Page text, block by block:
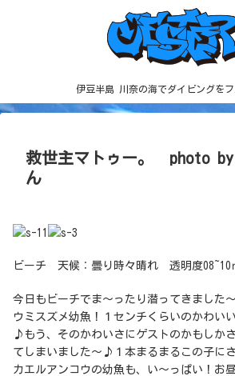
伊豆半島 川奈の海でダイビングをフ
救世主マトゥー。 photo
ん
ビーチ 天候：曇り時々晴れ 透明度
今日もビーチでま～ったり潜ってきました
ウミスズメ幼魚！１センチくらいのかわい
♪もう、そのかわいさにゲストのかもしか
てしまいました～♪１本まるまるこの子に
カエルアンコウの幼魚も、い～っぱい！お